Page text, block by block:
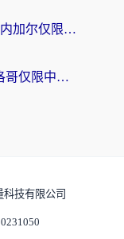
在海外看世界杯比利时 vs 塞内加尔仅限中国大陆？我找到了最流畅的中文解说之路
在国外看世界杯法国 VS 摩洛哥仅限中国大陆？海外党这样看中文解说赛事不卡顿
科技有限公司